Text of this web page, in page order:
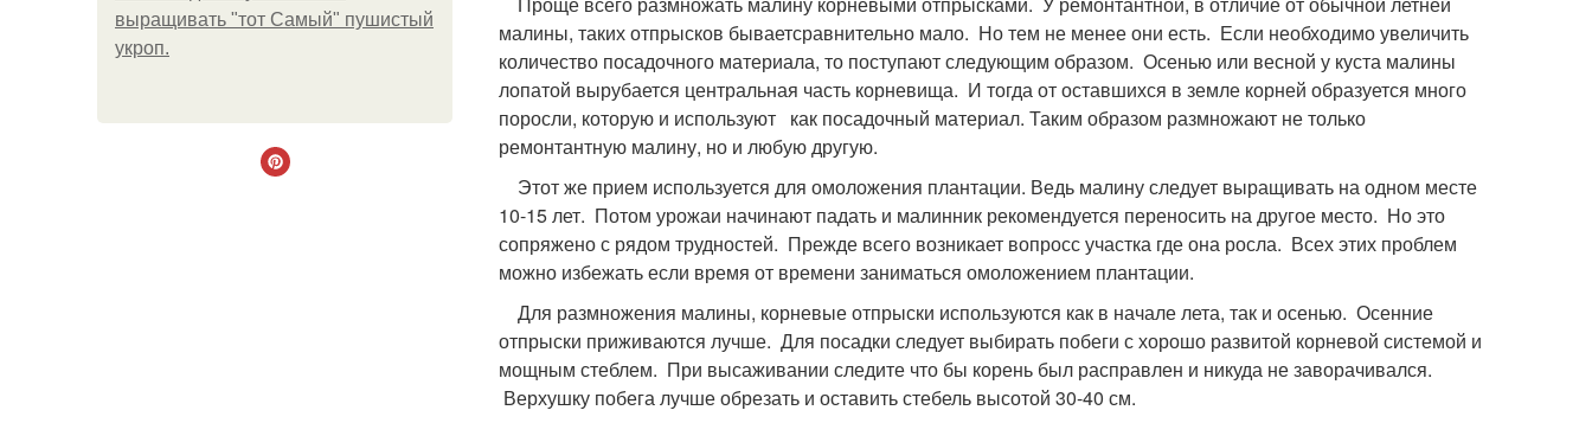
выращивать "тот Самый" пушистый
укроп.
малины, таких отпрысков бываетсравнительно мало. Но тем не менее они есть. Если необходимо увеличить
количество посадочного материала, то поступают следующим образом. Осенью или весной у куста малины
лопатой вырубается центральная часть корневища. И тогда от оставшихся в земле корней образуется много
поросли, которую и используют как посадочный материал. Таким образом размножают не только
ремонтантную малину, но и любую другую.
Этот же прием используется для омоложения плантации. Ведь малину следует выращивать на одном месте
10-15 лет. Потом урожаи начинают падать и малинник рекомендуется переносить на другое место. Но это
сопряжено с рядом трудностей. Прежде всего возникает вопросс участка где она росла. Всех этих проблем
можно избежать если время от времени заниматься омоложением плантации.
Для размножения малины, корневые отпрыски используются как в начале лета, так и осенью. Осенние
отпрыски приживаются лучше. Для посадки следует выбирать побеги с хорошо развитой корневой системой и
мощным стеблем. При высаживании следите что бы корень был расправлен и никуда не заворачивался.
Верхушку побега лучше обрезать и оставить стебель высотой 30-40 см.